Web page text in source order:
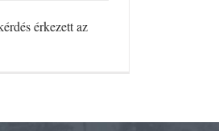
érkezett az